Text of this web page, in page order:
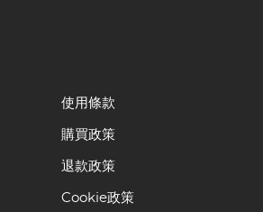
使用條款
購買政策
退款政策
Cookie政策